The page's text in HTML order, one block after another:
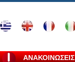
ΑΝΑΚΟΙΝΩΣΕΙΣ